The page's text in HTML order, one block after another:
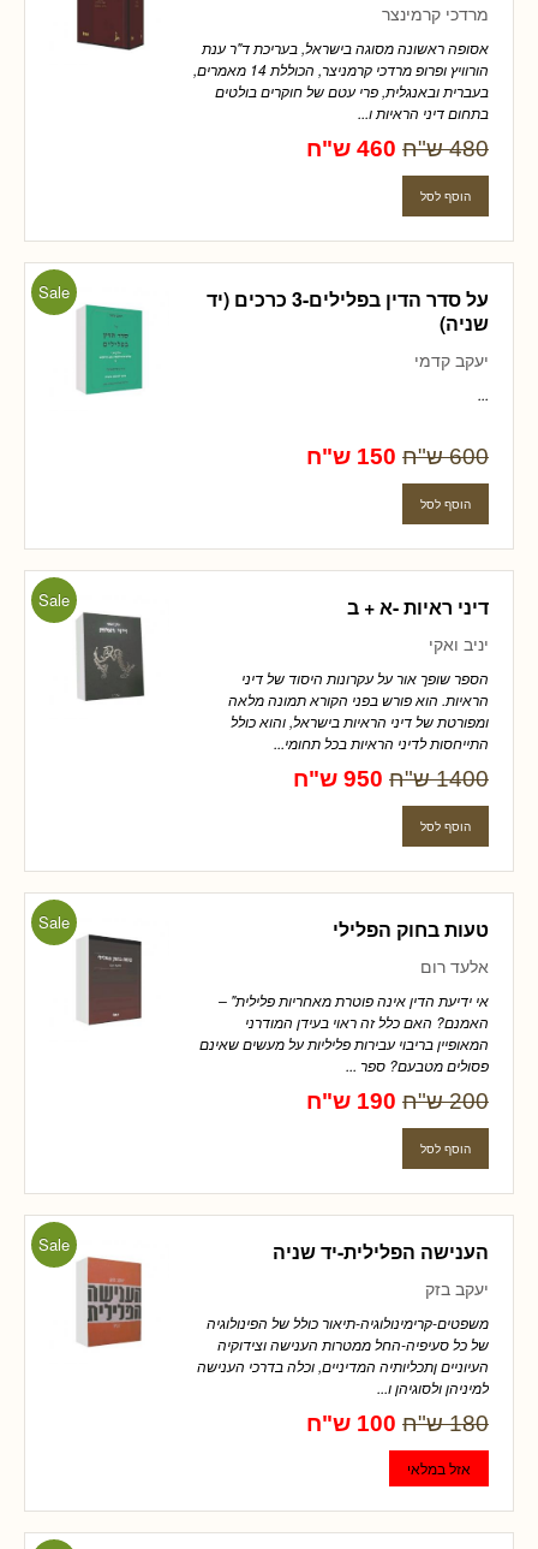
מרדכי קרמינצר
אסופה ראשונה מסוגה בישראל, בעריכת ד"ר ענת
הורוויץ ופרופ מרדכי קרמניצר, הכוללת 14 מאמרים,
בעברית ובאנגלית, פרי עטם של חוקרים בולטים
בתחום דיני הראיות ו...
480 ש"ח 460 ש"ח
Sale
על סדר הדין בפלילים-3 כרכים (יד
שניה)
יעקב קדמי
...
600 ש"ח 150 ש"ח
Sale דיני ראיות -א + ב
יניב ואקי
הספר שופך אור על עקרונות היסוד של דיני
הראיות. הוא פורש בפני הקורא תמונה מלאה
ומפורטת של דיני הראיות בישראל, והוא כולל
התייחסות לדיני הראיות בכל תחומי...
1400 ש"ח 950 ש"ח
Sale טעות בחוק הפלילי
אלעד רום
אי ידיעת הדין אינה פוטרת מאחריות פלילית" –
האמנם? האם כלל זה ראוי בעידן המודרני
המאופיין בריבוי עבירות פליליות על מעשים שאינם
פסולים מטבעם? ספר ...
200 ש"ח 190 ש"ח
Sale הענישה הפלילית-יד שניה
יעקב בזק
משפטים-קרימינולוגיה-תיאור כולל של הפינולוגיה
של כל סעיפיה-החל ממטרות הענישה וצידוקיה
העיוניים ןתכליותיה המדיניים, וכלה בדרכי הענישה
למיניהן ולסוגיהן ו...
180 ש"ח 100 ש"ח